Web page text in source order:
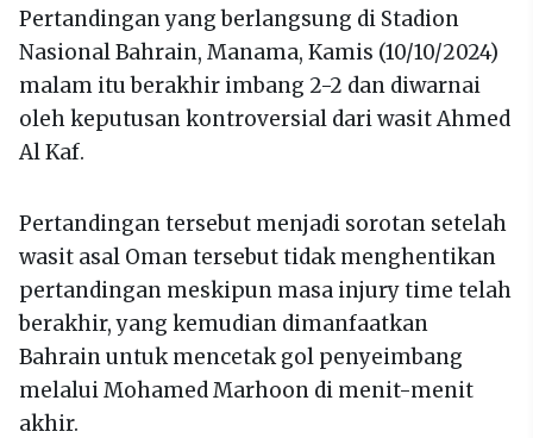
Pertandingan yang berlangsung di Stadion
Nasional Bahrain, Manama, Kamis (10/10/2024)
malam itu berakhir imbang 2-2 dan diwarnai
oleh keputusan kontroversial dari wasit Ahmed
Al Kaf.
Pertandingan tersebut menjadi sorotan setelah
wasit asal Oman tersebut tidak menghentikan
pertandingan meskipun masa injury time telah
berakhir, yang kemudian dimanfaatkan
Bahrain untuk mencetak gol penyeimbang
melalui Mohamed Marhoon di menit-menit
akhir.